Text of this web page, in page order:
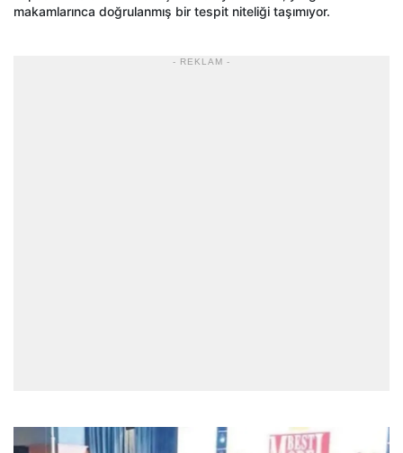
makamlarınca doğrulanmış bir tespit niteliği taşımıyor.
- REKLAM -